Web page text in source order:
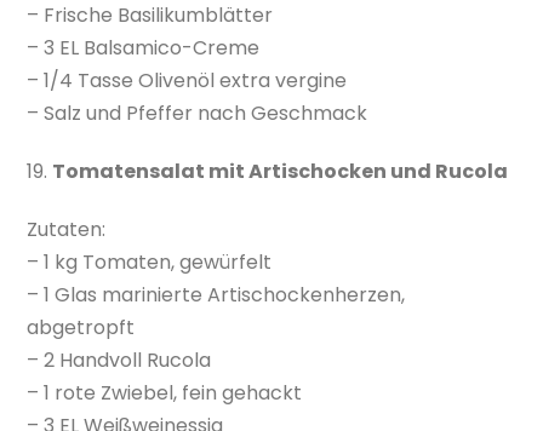
– Frische Basilikumblätter
– 3 EL Balsamico-Creme
– 1/4 Tasse Olivenöl extra vergine
– Salz und Pfeffer nach Geschmack
19. Tomatensalat mit Artischocken und Rucola
Zutaten:
– 1 kg Tomaten, gewürfelt
– 1 Glas marinierte Artischockenherzen,
abgetropft
– 2 Handvoll Rucola
– 1 rote Zwiebel, fein gehackt
– 3 EL Weißweinessig